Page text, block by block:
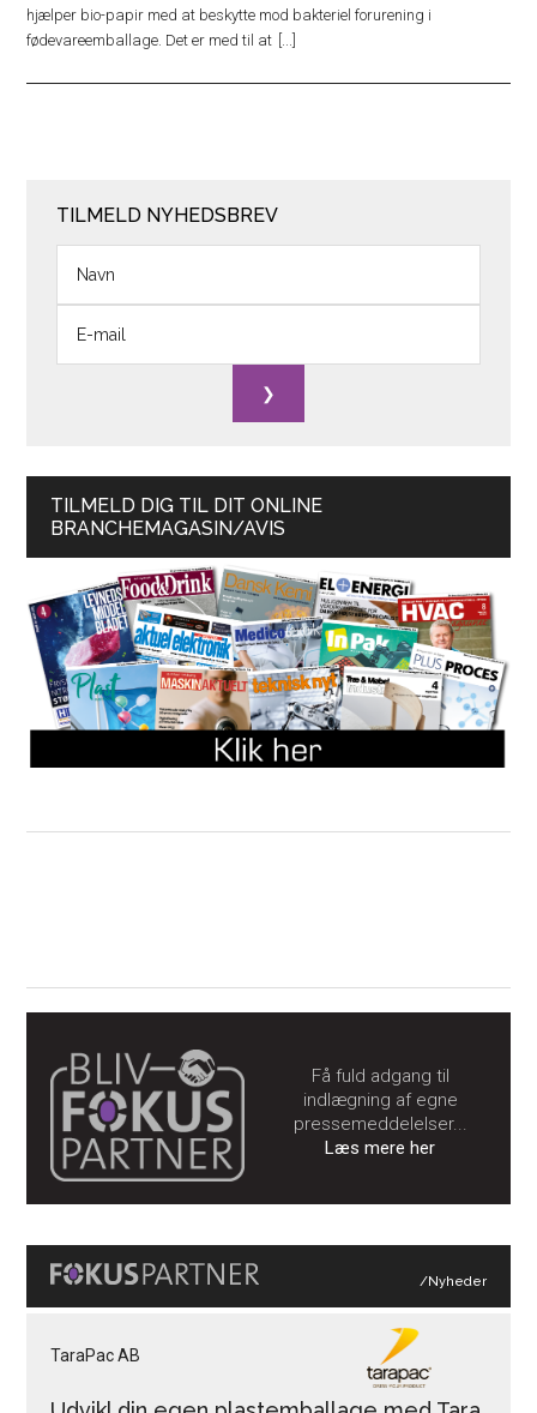
hjælper bio-papir med at beskytte mod bakteriel forurening i
fødevareemballage. Det er med til at
TILMELD NYHEDSBREV
TILMELD DIG TIL DIT ONLINE
BRANCHEMAGASIN/AVIS
Få fuld adgang til
indlægning af egne
pressemeddelelser...
Læs mere her
/Nyheder
TaraPac AB